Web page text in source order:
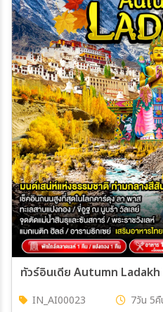
ทัวร์อินเดีย Autumn
IN_AI00023 7วัน 5คื